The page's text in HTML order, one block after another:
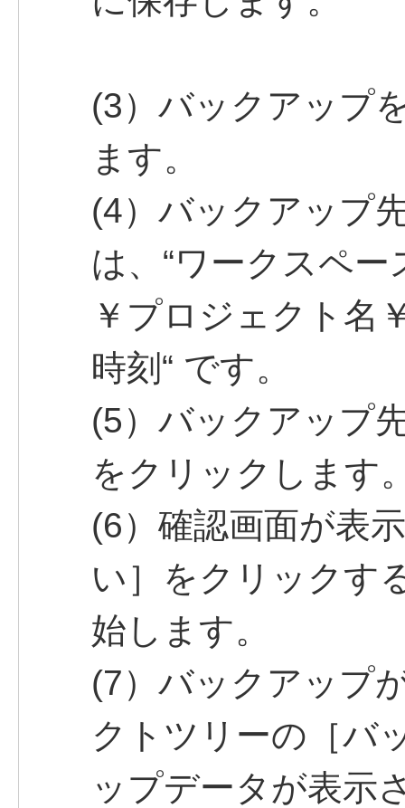
(3）バックアップ
ます。
(4）バックアップ
は、“ワークスペ
￥プロジェクト名
時刻“ です。
(5）バックアップ
をクリックします
(6）確認画面が表
い］をクリックす
始します。
(7）バックアップ
クトツリーの［バ
ップデータが表示